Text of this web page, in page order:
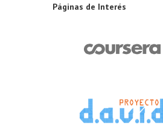
Páginas de Interés